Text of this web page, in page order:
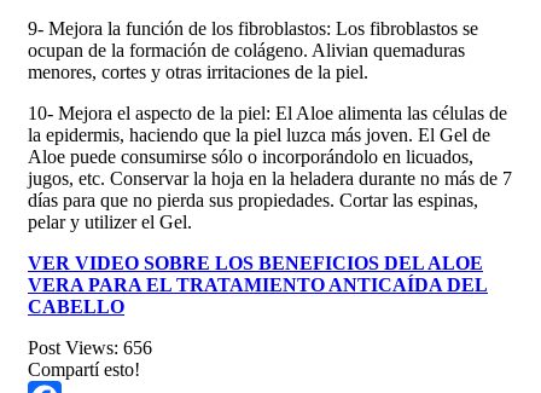
9- Mejora la función de los fibroblastos: Los fibroblastos se
ocupan de la formación de colágeno. Alivian quemaduras
menores, cortes y otras irritaciones de la piel.
10- Mejora el aspecto de la piel: El Aloe alimenta las células de
la epidermis, haciendo que la piel luzca más joven. El Gel de
Aloe puede consumirse sólo o incorporándolo en licuados,
jugos, etc. Conservar la hoja en la heladera durante no más de 7
días para que no pierda sus propiedades. Cortar las espinas,
pelar y utilizer el Gel.
VER VIDEO SOBRE LOS BENEFICIOS DEL ALOE
VERA PARA EL TRATAMIENTO ANTICAÍDA DEL
CABELLO
Post Views: 656
Compartí esto!